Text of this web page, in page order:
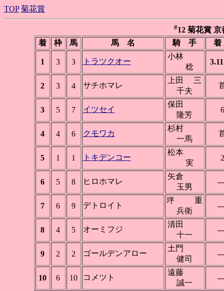
TOP 菊花賞
#12 菊花賞 京
着
枠 馬 馬 名 騎 手 着
1 3 3 トラツクオー
小林
稔
2 3 4 サチホマレ
上田 三
千夫
3 5 7 イツセイ
保田
隆芳
6
4 4 6 クモワカ
杉村
一馬
5 1 1 トキデンコー
松本
実
2
6 5 8 ヒロホマレ
矢倉
玉男
7 6 9 デトロイト
坪 重
兵衛
8 4 5 オーミフジ
清田
十一
9 2 2 ゴールデンアロー
土門
健司
10 6 10 コメツト
遠藤
誠一